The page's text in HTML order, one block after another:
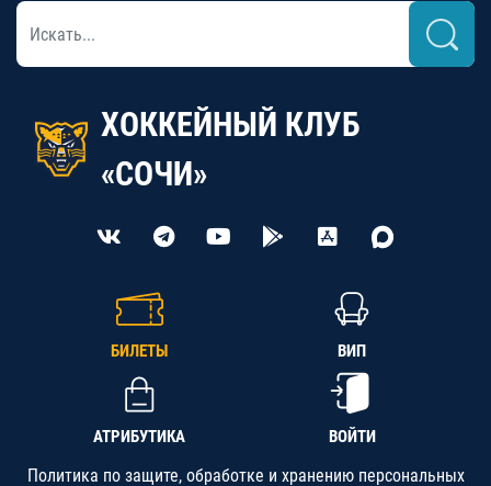
ХОККЕЙНЫЙ КЛУБ
«СОЧИ»
БИЛЕТЫ ВИП
АТРИБУТИКА ВОЙТИ
Политика по защите, обработке и хранению персональных